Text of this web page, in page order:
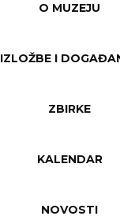
O MUZEJU
IZLOŽBE I
ZBIRKE
KALENDAR
NOVOSTI